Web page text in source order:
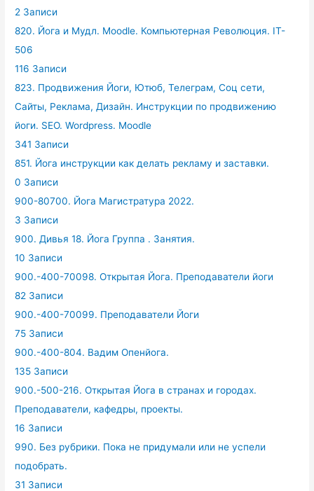
2 Записи
820. Йога и Мудл. Moodle. Компьютерная Революция. IT-
506
116 Записи
823. Продвижения Йоги, Ютюб, Телеграм, Соц сети,
Сайты, Реклама, Дизайн. Инструкции по продвижению
йоги. SEO. Wordpress. Moodle
341 Записи
851. Йога инструкции как делать рекламу и заставки.
0 Записи
900-80700. Йога Магистратура 2022.
3 Записи
900. Дивья 18. Йога Группа . Занятия.
10 Записи
900.-400-70098. Открытая Йога. Преподаватели йоги
82 Записи
900.-400-70099. Преподаватели Йоги
75 Записи
900.-400-804. Вадим Опенйога.
135 Записи
900.-500-216. Открытая Йога в странах и городах.
Преподаватели, кафедры, проекты.
16 Записи
990. Без рубрики. Пока не придумали или не успели
подобрать.
31 Записи